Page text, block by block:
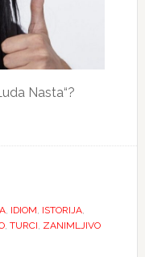
Nasta“?
, IDIOM, ISTORIJA,
, TURCI, ZANIMLJIVO